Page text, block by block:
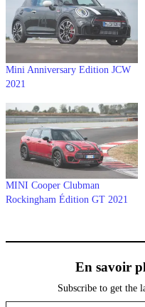
Mini Anniversary Edition JCW
2021
MINI Cooper Clubman
Rockingham Édition GT 2021
En savoir
Subscribe to get the
Saisissez votre adresse e-mail…